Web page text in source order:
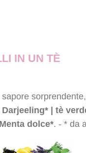
IN UN TÈ
| tè
dolce*. - * da